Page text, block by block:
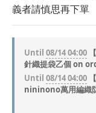
義者請慎思再下單
Until 08/14 04:00
針織提袋乙個 on
Until 08/14 04:00
nininono萬用編織